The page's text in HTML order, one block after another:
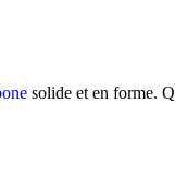
solide et en forme.